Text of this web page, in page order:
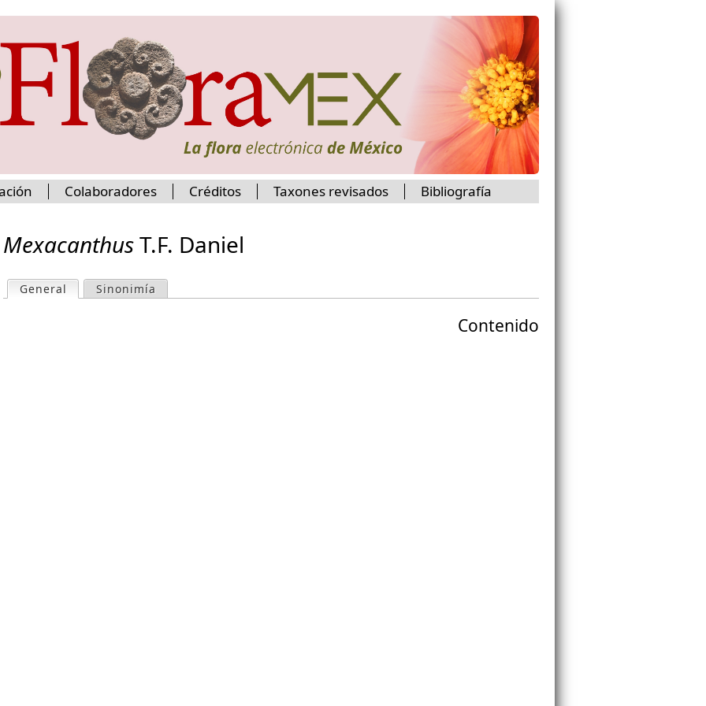
MexacanthusT.F. Daniel
P
General (active tab)
Sinonimía
Contenido
Colaboradores Créditos Taxones revisados Bibliografía